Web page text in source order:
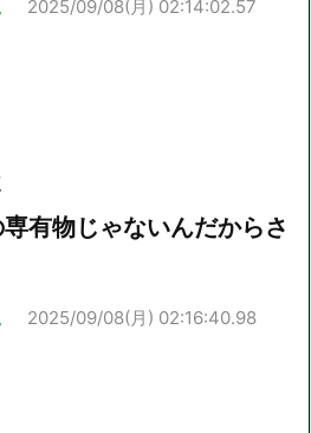
2025/09/08(月) 02:14:02.57
有物じゃないんだからさ
2025/09/08(月) 02:16:40.98